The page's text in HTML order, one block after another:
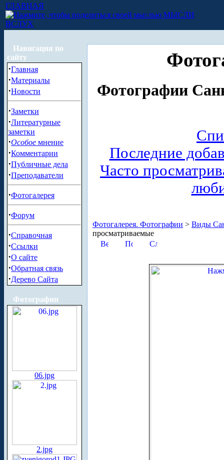
ГЛАВНАЯ
МЫСЛИ
ВСЛУХ
Навигация по
сайту
·Главная
·Материалы
·Новости
·Заметки
·Литературные
заметки
·Особое мнение
·Комментарии
·Публичные дела
·Преподаватели
·Фотогалерея
·Форум
·Справочная
·Ссылки
·О сайте
·Обратная связь
·Дерево Сайта
Фотографии
06.jpg
2.jpg
Фотографии
Последние
Часто
Фотогалерея. Фотографии > Виды
просматриваемые